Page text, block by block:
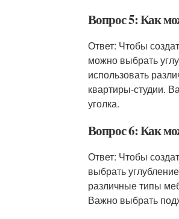
Вопрос 5: Как
Ответ: Чтобы
можно выбрать
использовать
квартиры-студии.
уголка.
Вопрос 6: Как
Ответ: Чтобы
выбрать
различные типы
Важно выбрать